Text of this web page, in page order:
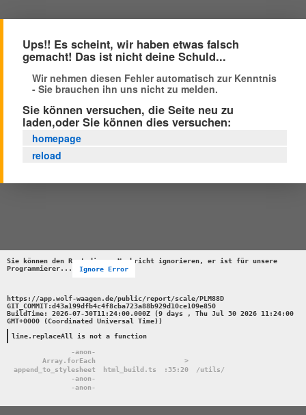
Ups!! Es scheint, wir haben etwas falsch
gemacht! Das ist nicht deine Schuld...
Wir nehmen diesen Fehler automatisch zur Kenntnis
- Sie brauchen ihn uns nicht zu melden.
Sie können versuchen, die Seite neu zu
laden,oder Sie können dies versuchen:
homepage
reload
Sie können den Rest dieser Nachricht ignorieren, er ist für unsere
Programmierer...
Ignore Error
https://app.wolf-waagen.de/public/report/scale/PLM88D
GIT_COMMIT:d43a199dfb4c4f8cba723a88b929d10ce109e850
BuildTime: 2026-07-30T11:24:00.000Z (9 days , Thu Jul 30 2026 11:24:00
GMT+0000 (Coordinated Universal Time))
line.replaceAll is not a function
-anon-
Array.forEach
>
append_to_stylesheet
html_build.ts :35:20
/utils/
-anon-
-anon-